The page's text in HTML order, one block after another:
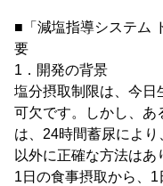
■「減塩指導システム
要
1．開発の背景
塩分摂取制限は、今日
可欠です。しかし、あ
は、24時間蓄尿によ
以外に正確な方法はあ
1日の食事摂取から、